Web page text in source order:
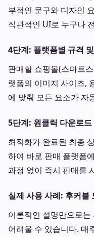
부적인 문구와 디자인
직관적인 UI로 누구나
4단계: 플랫폼별 규격
판매할 쇼핑몰(스마트
랫폼의 이미지 사이즈,
에 맞춰 모든 요소가 자
5단계: 원클릭 다운로
최적화가 완료된 최종
하여 바로 판매 플랫폼
과정 없이 즉시 판매를
실제 사용 사례: 후커블
이론적인 설명만으로는
어려울 수 있습니다. 매